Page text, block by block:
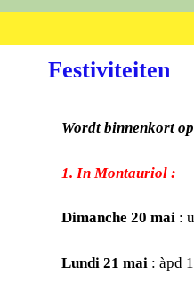
Festiviteiten
Wordt binnenkort
1. In Montauriol :
Dimanche 20 mai:
Lundi 21 mai: àpd